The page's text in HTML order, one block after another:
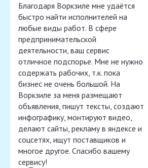
Благодаря Воркзиле мне удаётся
быстро найти исполнителей на
любые виды работ. В сфере
предпринимательской
деятельности, ваш сервис
отличное подспорье. Мне не нужно
содержать рабочих, т.к. пока
бизнес не очень большой. На
Воркзиле за меня размещают
объявления, пишут тексты, создают
инфографику, монтируют видео,
делают сайты, рекламу в яндексе и
соцсетях, ищут поставщиков и
многое другое. Спасибо вашему
сервису!